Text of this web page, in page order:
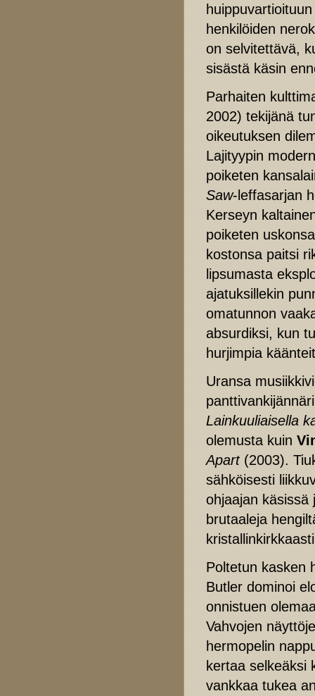
henkilöiden
on selvitettävä,
sisästä käsin
Parhaiten
2002) tekijänä
oikeutuksen
Lajityypin
poiketen
Saw-leffasarjan
Kerseyn
poiketen
kostonsa paitsi
lipsumasta
ajatuksillekin
omatunnon
absurdiksi, kun
hurjimpia
Uransa
Lainkuuliaisella
olemusta kuin
Apart(2003).
sähköisesti
ohjaajan käsissä
brutaaleja
Poltetun kasken
Butler dominoi
onnistuen
Vahvojen
hermopelin
kertaa selkeäksi
vankkaa tukea